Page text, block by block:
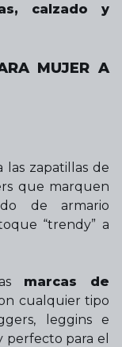
calzado y
MUJER A
las zapatillas de
que marquen
de armario
“trendy” a
marcas de
cualquier tipo
leggins e
perfecto para el